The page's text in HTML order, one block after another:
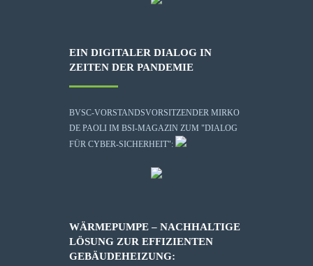
EIN DIGITALER DIALOG IN
ZEITEN DER PANDEMIE
BVSC-VORSTANDSVORSITZENDER MIRKO
DE PAOLI IM BSI-MAGAZIN ZUM "DIALOG
FÜR CYBER-SICHERHEIT":
WÄRMEPUMPE – NACHHALTIGE
LÖSUNG ZUR EFFIZIENTEN
GEBÄUDEHEIZUNG: